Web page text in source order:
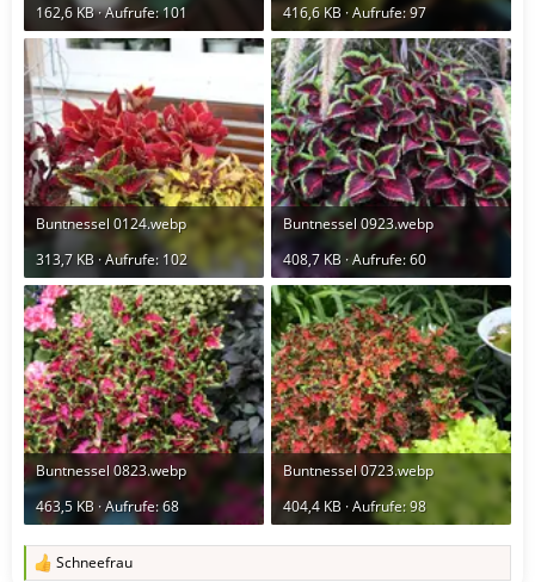
162,6 KB · Aufrufe: 101
416,6 KB · Aufrufe: 97
Buntnessel 0124.webp
313,7 KB · Aufrufe: 102
Buntnessel 0923.webp
408,7 KB · Aufrufe: 60
Buntnessel 0823.webp
463,5 KB · Aufrufe: 68
Buntnessel 0723.webp
404,4 KB · Aufrufe: 98
R
Schneefrau